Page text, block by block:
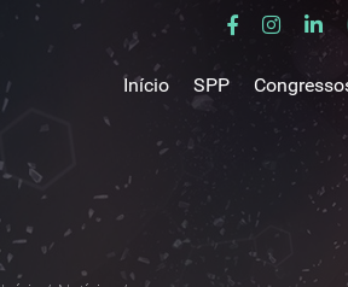
Início SPP
Mensagem do
Estrutura
Estatutos